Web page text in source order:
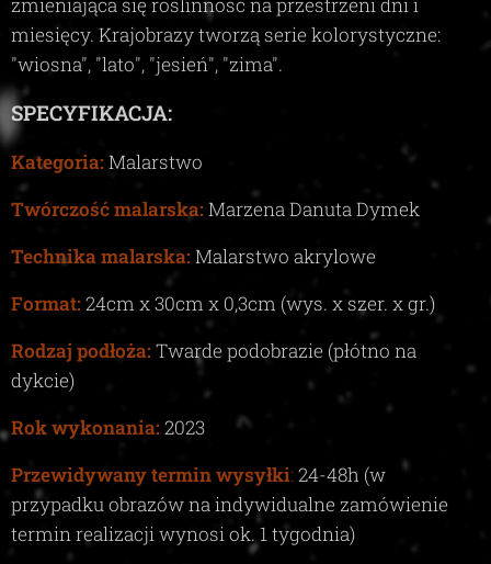
zmieniająca się roślinność na przestrzeni dni i
miesięcy. Krajobrazy tworzą serie kolorystyczne:
"wiosna", "lato", "jesień", "zima".
SPECYFIKACJA:
Kategoria: Malarstwo
Twórczość malarska: Marzena Danuta Dymek
Technika malarska: Malarstwo akrylowe
Format: 24cm x30cm x 0,3cm (wys. x szer. x gr.)
Rodzaj podłoża: Twarde podobrazie (płótno na
dykcie)
Rok wykonania: 2023
Przewidywany termin wysyłki:24-48h (w
przypadku obrazów na indywidualne zamówienie
termin realizacji wynosi ok. 1tygodnia)